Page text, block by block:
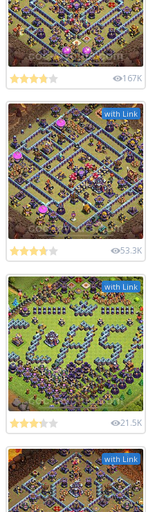
167K
with Link
53.3K
with Link
21.5K
with Link